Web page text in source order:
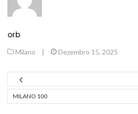
orb
Milano | Dezembro 15, 2025
MILANO 100